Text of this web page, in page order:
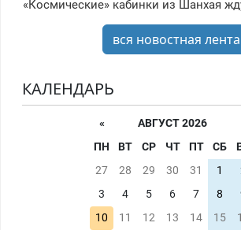
«Космические» кабинки из Шанхая
вся новостная лента
КАЛЕНДАРЬ
«
АВГУСТ 2026
ПН
ВТ СР ЧТ ПТ СБ
27
28 29 30 31 1
3
4 5 6 7 8
10
11 12 13 14 15